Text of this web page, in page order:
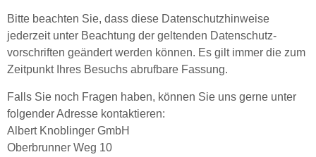
Bitte beachten Sie, dass diese Datenschutzhinweise
jederzeit unter Beachtung der geltenden Datenschutz­
vorschriften geändert werden können. Es gilt immer die zum
Zeitpunkt Ihres Besuchs abrufbare Fassung.
Falls Sie noch Fragen haben, können Sie uns gerne unter
folgender Adresse kontaktieren:
Albert Knoblinger GmbH
Oberbrunner Weg 10